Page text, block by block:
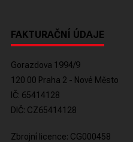
FAKTURAČNÍ ÚDAJE
Gorazdova 1994/9
120 00 Praha 2 - Nové Město
IČ: 65414128
DIČ: CZ65414128
Zbrojní licence: CG000458